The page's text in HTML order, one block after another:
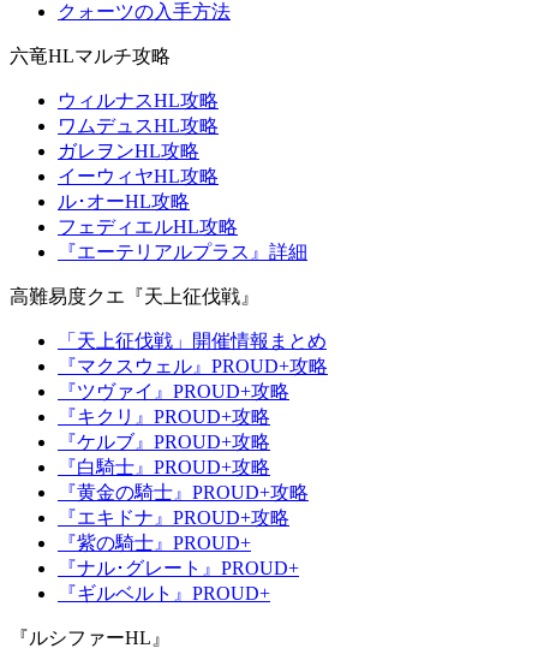
クォーツの入手方法
六竜HLマルチ攻略
ウィルナスHL攻略
ワムデュスHL攻略
ガレヲンHL攻略
イーウィヤHL攻略
ル･オーHL攻略
フェディエルHL攻略
『エーテリアルプラス』詳細
高難易度クエ『天上征伐戦』
「天上征伐戦」開催情報まとめ
『マクスウェル』PROUD+攻略
『ツヴァイ』PROUD+攻略
『キクリ』PROUD+攻略
『ケルブ』PROUD+攻略
『白騎士』PROUD+攻略
『黄金の騎士』PROUD+攻略
『エキドナ』PROUD+攻略
『紫の騎士』PROUD+
『ナル･グレート』PROUD+
『ギルベルト』PROUD+
『ルシファーHL』